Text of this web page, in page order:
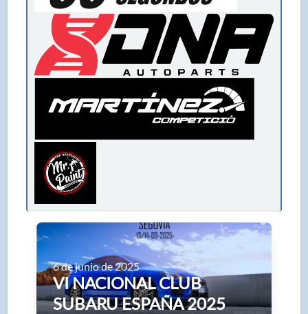
VI NACIONAL CLUB
SUBARU ESPAÑA 2025
6 de junio de 2025